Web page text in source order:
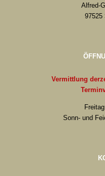
Alfred-
97525
Vermittlung
Sonn- und